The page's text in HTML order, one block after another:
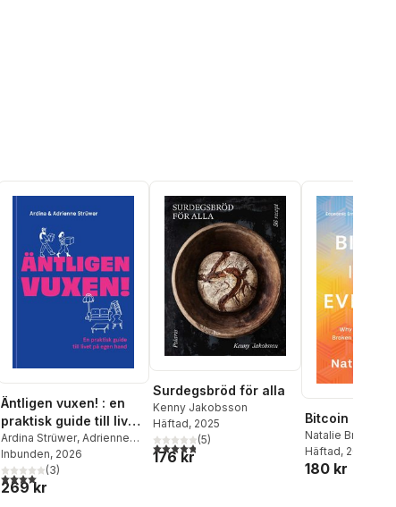
Äntligen vuxen! : en
praktisk guide till livet
på egen hand
Ardina Strüwer, Adrienne
Strüwer Edström
Inbunden, 2026
4,0utav 5 stjärnor. Totalt antal röster:
(3)
269 kr
Surdegsbröd för alla
Kenny Jakobsson
Häftad, 2025
4,8utav 5 stjärnor. Totalt antal röster:
(5)
176 kr
Bitcoin is for
Natalie Brunell
Häftad, 2025
180 kr